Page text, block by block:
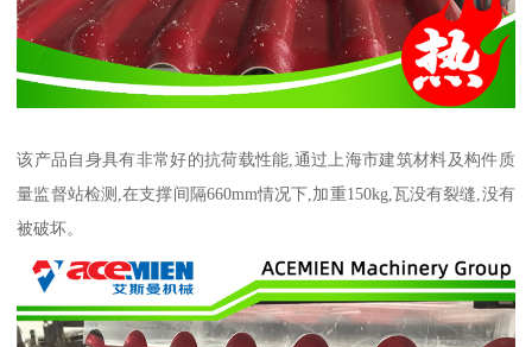
该产品自身具有非常好的抗荷载性能,通过上海市建筑材料及构件质
量监督站检测,在支撑间隔660mm情况下,加重150kg,瓦没有裂缝,没有
被破坏。